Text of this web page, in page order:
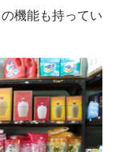
機能も持ってい